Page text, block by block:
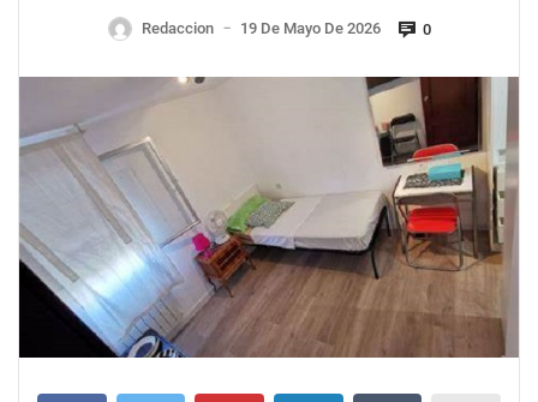
Redaccion — 19 De Mayo De 2026 0